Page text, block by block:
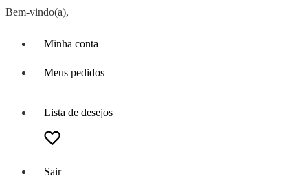
Bem-vindo(a),
Minha conta
Meus pedidos
Lista de desejos
Sair